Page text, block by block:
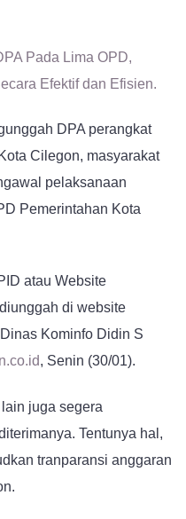
Pada Lima OPD,
Efektif dan Efisien.
DPA perangkat
Cilegon, masyarakat
pelaksanaan
Pemerintahan Kota
atau Website
di website
Kominfo Didin S
, Senin (30/01).
juga segera
Tentunya hal,
tranparansi anggaran